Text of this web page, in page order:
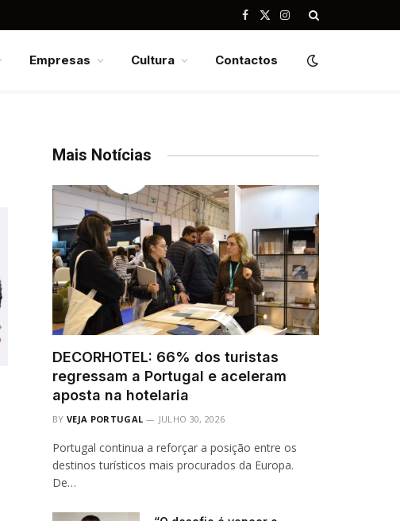
Facebook
X
Instagram
Empresas Cultura Contactos
Mais Notícias
DECORHOTEL: 66% dos turistas
regressam a Portugal e aceleram
aposta na hotelaria
BY VEJA PORTUGAL JULHO 30, 2026
Portugal continua a reforçar a posição entre os
destinos turísticos mais procurados da Europa.
De…